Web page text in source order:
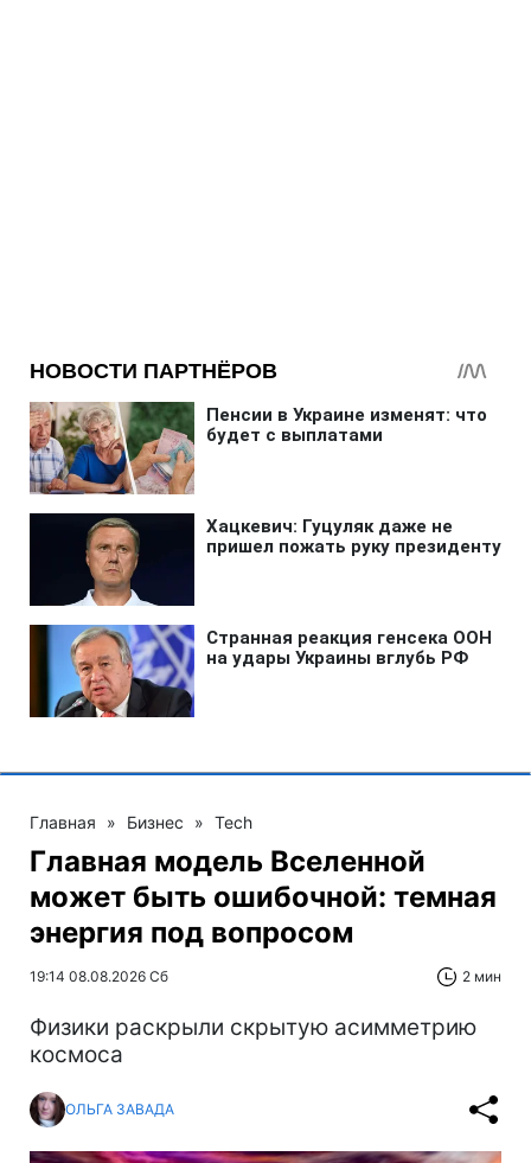
Главная » Бизнес » Tech
Главная модель Вселенной
может быть ошибочной: темная
энергия под вопросом
19:14 08.08.2026 Сб 2 мин
Физики раскрыли скрытую асимметрию
космоса
ОЛЬГА ЗАВАДА